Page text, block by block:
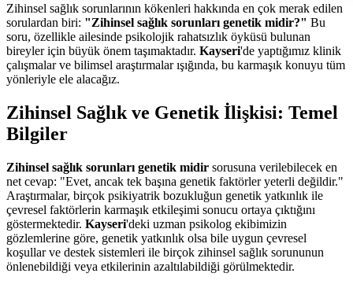
Zihinsel sağlık sorunlarının kökenleri hakkında en çok merak edilen
sorulardan biri: "Zihinsel sağlık sorunları genetik midir?" Bu
soru, özellikle ailesinde psikolojik rahatsızlık öyküsü bulunan
bireyler için büyük önem taşımaktadır. Kayseri'de yaptığımız klinik
çalışmalar ve bilimsel araştırmalar ışığında, bu karmaşık konuyu tüm
yönleriyle ele alacağız.
Zihinsel Sağlık ve Genetik İlişkisi: Temel
Bilgiler
Zihinsel sağlık sorunları genetik midir sorusuna verilebilecek en
net cevap: "Evet, ancak tek başına genetik faktörler yeterli değildir."
Araştırmalar, birçok psikiyatrik bozukluğun genetik yatkınlık ile
çevresel faktörlerin karmaşık etkileşimi sonucu ortaya çıktığını
göstermektedir. Kayseri'deki uzman psikolog ekibimizin
gözlemlerine göre, genetik yatkınlık olsa bile uygun çevresel
koşullar ve destek sistemleri ile birçok zihinsel sağlık sorununun
önlenebildiği veya etkilerinin azaltılabildiği görülmektedir.